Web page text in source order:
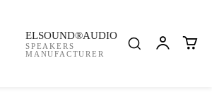
ELSOUND®AUDIO
SPEAKERS
MANUFACTURER